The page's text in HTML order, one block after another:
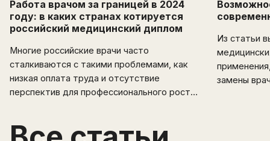
Работа врачом за границей в 2024
году: в каких странах котируется
российский медицинский диплом
Многие российские врачи часто
сталкиваются с такими проблемами, как
низкая оплата труда и отсутствие
перспектив для профессионального роста.
горизонты и возможности. В этой статье
Из статьи
замены